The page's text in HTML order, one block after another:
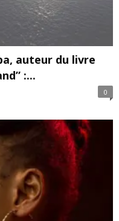
auteur du livre
:...
0